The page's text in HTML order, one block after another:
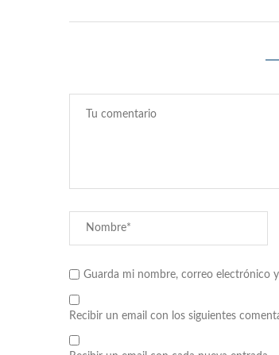
Guarda mi nombre, correo electrónico
Recibir un email con los siguientes